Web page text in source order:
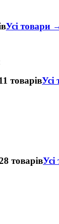
Усі товари
товарівУсі
товарів